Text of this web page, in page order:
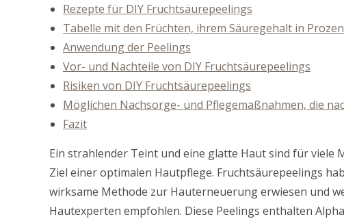
Rezepte für DIY Fruchtsäurepeelings
Tabelle mit den Früchten, ihrem Säuregehalt in
Anwendung der Peelings
Vor- und Nachteile von DIY Fruchtsäurepeelings
Risiken von DIY Fruchtsäurepeelings
Möglichen Nachsorge- und Pflegemaßnahmen, die
Fazit
Ein strahlender Teint und eine glatte Haut sind für viele
Ziel einer optimalen Hautpflege. Fruchtsäurepeelings
wirksame Methode zur Hauterneuerung erwiesen und
Hautexperten empfohlen. Diese Peelings enthalten